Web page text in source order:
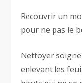
Recouvrir un
pour ne pas le
Nettoyer
enlevant les